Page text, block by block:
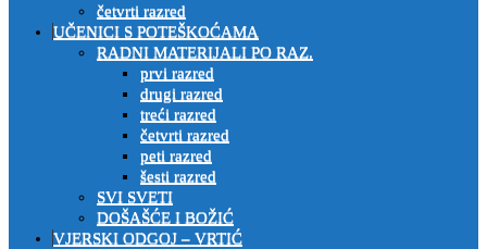
četvrti razred
UČENICI S POTEŠKOĆAMA
RADNI MATERIJALI PO RAZ.
prvi razred
drugi razred
treći razred
četvrti razred
peti razred
šesti razred
SVI SVETI
DOŠAŠĆE I BOŽIĆ
VJERSKI ODGOJ – VRTIĆ